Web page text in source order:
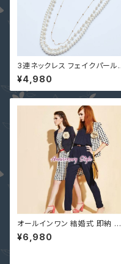
3連ネックレス フェイクパール
結婚式 パーティー 入学式 入園
式 卒業式 卒園式 YJ-L0016
アクセサリー フォーマル レディ
¥4,980
オールインワン 結婚式 即納 S-
XL ネイビー 黒 グリーン ピンク
ベルトなし プリーツ 7分丈 クロ
¥6,980